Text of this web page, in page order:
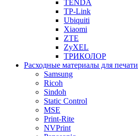
TENDA
TP-Link
Ubiquiti
Xiaomi
ZTE
ZyXEL
ТРИКОЛОР
Расходные материалы для печати
Samsung
Ricoh
Sindoh
Static Control
MSE
Print-Rite
NVPrint